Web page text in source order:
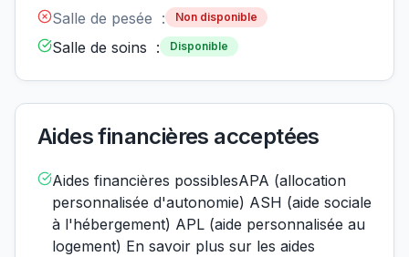
Salle de pesée : Non disponible
Salle de soins : Disponible
Aides financières acceptées
Aides financières possiblesAPA (allocation
personnalisée d'autonomie) ASH (aide sociale
à l'hébergement) APL (aide personnalisée au
logement) En savoir plus sur les aides